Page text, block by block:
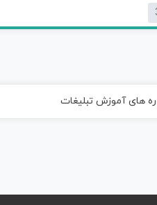
ز
می دهیم. با مشاهده
کردن با تلگرام دسکتاپ لذت ببرید و
ادمین های تلگرام تبدیل شوید؛ پس
های آموزش تبلیغات